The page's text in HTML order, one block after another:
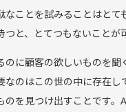
なことを試みることはとて
と、とてつもないことが
のに顧客の欲しいものを聞
なのはこの世の中に存在し
のを見つけ出すことです。